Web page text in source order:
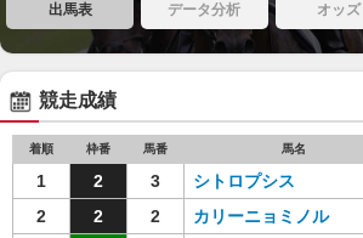
出馬表 データ分析 オッズ
競走成績
着順 枠番 馬番 馬名
1 2 3 シトロプシス
2
2 2 カリーニョミノル